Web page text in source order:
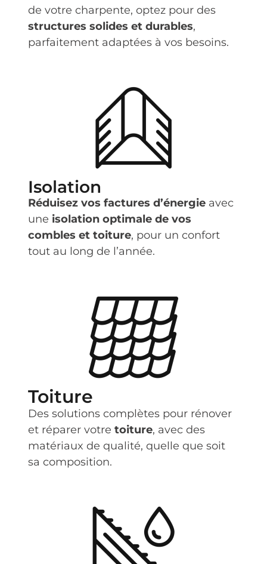
de votre charpente, optez pour des
structures solides et durables,
parfaitement adaptées à vos besoins.
Isolation
Réduisez vos factures d’énergie avec
une isolation optimale de vos
combles et toiture, pour un confort
tout au long de l’année.
Toiture
Des solutions complètes pour rénover
et réparer votretoiture, avec des
matériaux de qualité, quelle que soit
sa composition.